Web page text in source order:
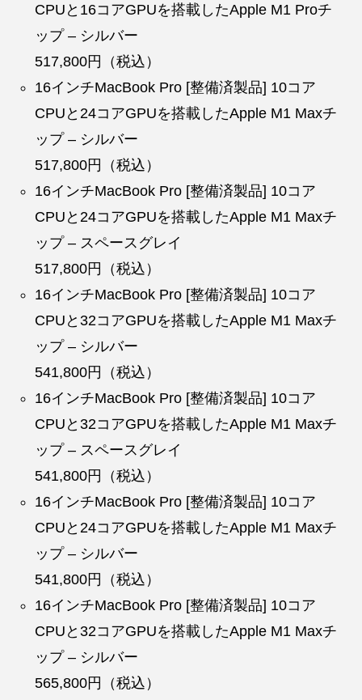
CPUと16コアGPUを搭載したApple M1 Proチ
ップ – シルバー
517,800円（税込）
16インチMacBook Pro [整備済製品] 10コア
CPUと24コアGPUを搭載したApple M1 Maxチ
ップ – シルバー
517,800円（税込）
16インチMacBook Pro [整備済製品] 10コア
CPUと24コアGPUを搭載したApple M1 Maxチ
ップ – スペースグレイ
517,800円（税込）
16インチMacBook Pro [整備済製品] 10コア
CPUと32コアGPUを搭載したApple M1 Maxチ
ップ – シルバー
541,800円（税込）
16インチMacBook Pro [整備済製品] 10コア
CPUと32コアGPUを搭載したApple M1 Maxチ
ップ – スペースグレイ
541,800円（税込）
16インチMacBook Pro [整備済製品] 10コア
CPUと24コアGPUを搭載したApple M1 Maxチ
ップ – シルバー
541,800円（税込）
16インチMacBook Pro [整備済製品] 10コア
CPUと32コアGPUを搭載したApple M1 Maxチ
ップ – シルバー
565,800円（税込）